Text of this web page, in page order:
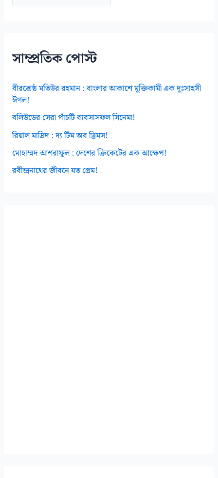
সাম্প্রতিক পোস্ট
বীরশ্রেষ্ঠ মতিউর রহমান : বাংলার আকাশে মুক্তিকামী এক দুঃসাহসী
ঈগল!
বলিউডের সেরা পাঁচটি ব্যবসাসফল সিনেমা!
রিয়াল মাদ্রিদ : দ্য টিম অব ড্রিমস!
মোহাম্মদ আশরাফুল : দেশের ক্রিকেটের এক আক্ষেপ!
রবীন্দ্রনাথের জীবনে যত প্রেম!